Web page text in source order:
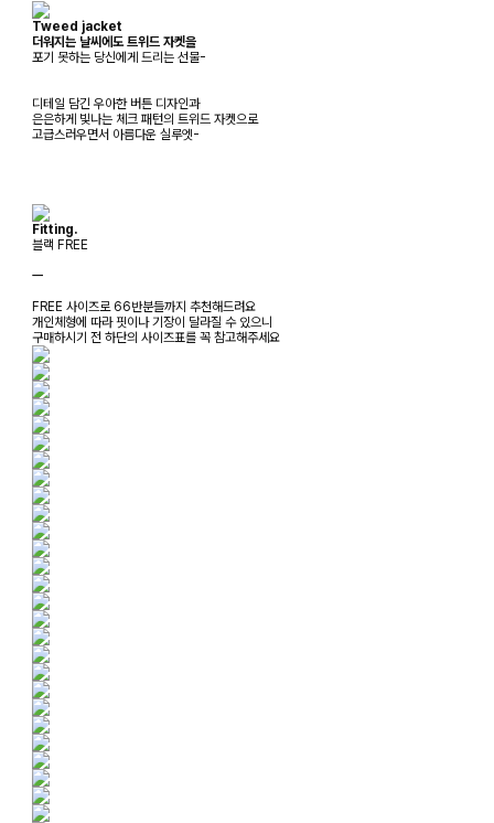
Tweed jacket
더워지는 날씨에도 트위드 자켓을
포기 못하는 당신에게 드리는 선물-
디테일 담긴 우아한 버튼 디자인과
은은하게 빛나는 체크 패턴의 트위드 자켓으로
고급스러우면서 아름다운 실루엣-
Fitting.
블랙 FREE
ㅡ
FREE 사이즈로 66반분들까지 추천해드려요
개인체형에 따라 핏이나 기장이 달라질 수 있으니
구매하시기 전 하단의 사이즈표를 꼭 참고해주세요